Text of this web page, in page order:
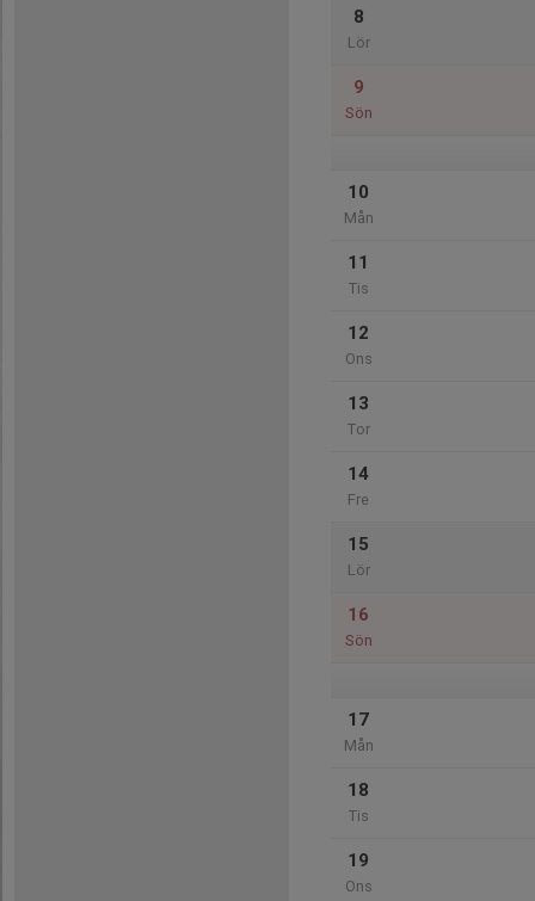
8
Lör
9
Sön
10
Mån
11
Tis
12
Ons
13
Tor
14
Fre
15
Lör
16
Sön
17
Mån
18
Tis
19
Ons